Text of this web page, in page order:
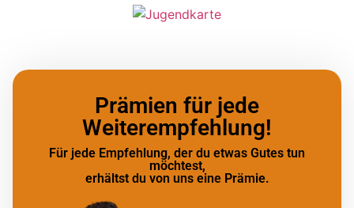
Prämien für jede
Weiterempfehlung!
Für jede Empfehlung, der du etwas Gutes tun
möchtest,
erhältst du von uns eine Prämie.